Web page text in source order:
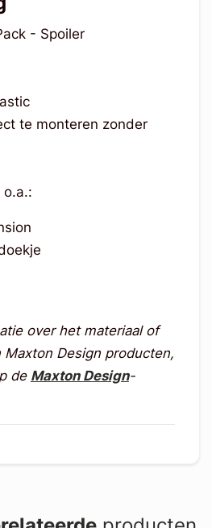
- Spoiler
te monteren zonder
over het materiaal of
Design producten,
de Maxton Design-